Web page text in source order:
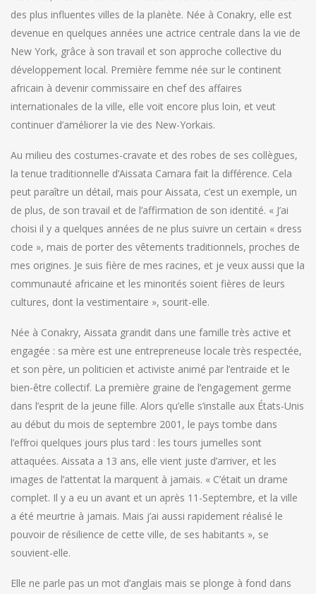
des plus influentes villes de la planète. Née à Conakry, elle est
devenue en quelques années une actrice centrale dans la vie de
New York, grâce à son travail et son approche collective du
développement local. Première femme née sur le continent
africain à devenir commissaire en chef des affaires
internationales de la ville, elle voit encore plus loin, et veut
continuer d’améliorer la vie des New-Yorkais.
Au milieu des costumes-cravate et des robes de ses collègues,
la tenue traditionnelle d’Aissata Camara fait la différence. Cela
peut paraître un détail, mais pour Aissata, c’est un exemple, un
de plus, de son travail et de l’affirmation de son identité. « J’ai
choisi il y a quelques années de ne plus suivre un certain « dress
code », mais de porter des vêtements traditionnels, proches de
mes origines. Je suis fière de mes racines, et je veux aussi que la
communauté africaine et les minorités soient fières de leurs
cultures, dont la vestimentaire », sourit-elle.
Née à Conakry, Aissata grandit dans une famille très active et
engagée : sa mère est une entrepreneuse locale très respectée,
et son père, un politicien et activiste animé par l’entraide et le
bien-être collectif. La première graine de l’engagement germe
dans l’esprit de la jeune fille. Alors qu’elle s’installe aux États-Unis
au début du mois de septembre 2001, le pays tombe dans
l’effroi quelques jours plus tard : les tours jumelles sont
attaquées. Aissata a 13 ans, elle vient juste d’arriver, et les
images de l’attentat la marquent à jamais. « C’était un drame
complet. Il y a eu un avant et un après 11-Septembre, et la ville
a été meurtrie à jamais. Mais j’ai aussi rapidement réalisé le
pouvoir de résilience de cette ville, de ses habitants », se
souvient-elle.
Elle ne parle pas un mot d’anglais mais se plonge à fond dans